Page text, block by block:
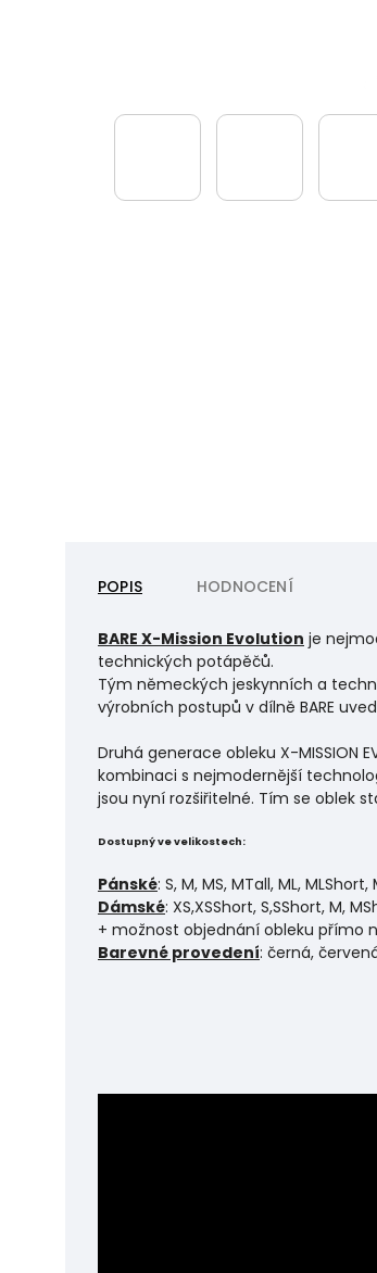
POPIS HODNOCENÍ
BARE X-Mission Evolution je
technických potápěčů.
Tým německých jeskynních a
výrobních postupů v dílně BARE
Druhá generace obleku X-MISSION
kombinaci s nejmodernější
jsou nyní rozšiřitelné. Tím se oblek
Dostupný ve velikostech:
Pánské: S, M, MS, MTall, ML,
Dámské: XS,XSShort, S,SShort, M,
+ možnost objednání obleku přímo
Barevné provedení: černá,